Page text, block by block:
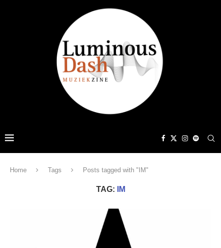
Home Tags Posts tagged with "IM"
TAG: IM